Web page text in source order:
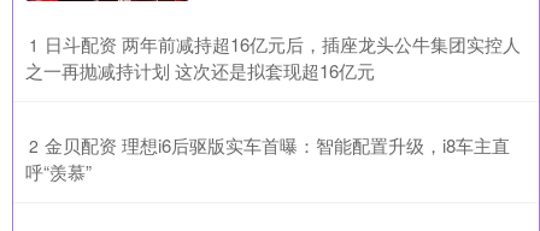
1 ​日斗配资 两年前减持超16亿元后，插座龙头公牛集团实控人
之一再抛减持计划 这次还是拟套现超16亿元
2 ​金贝配资 理想i6后驱版实车首曝：智能配置升级，i8车主直
呼“羡慕”